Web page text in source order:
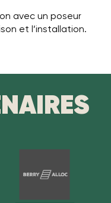
avec un poseur
et l’installation.